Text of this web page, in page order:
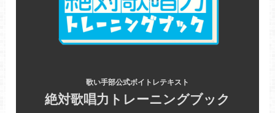
歌い手部公式ボイトレテキスト
絶対歌唱力トレーニングブック